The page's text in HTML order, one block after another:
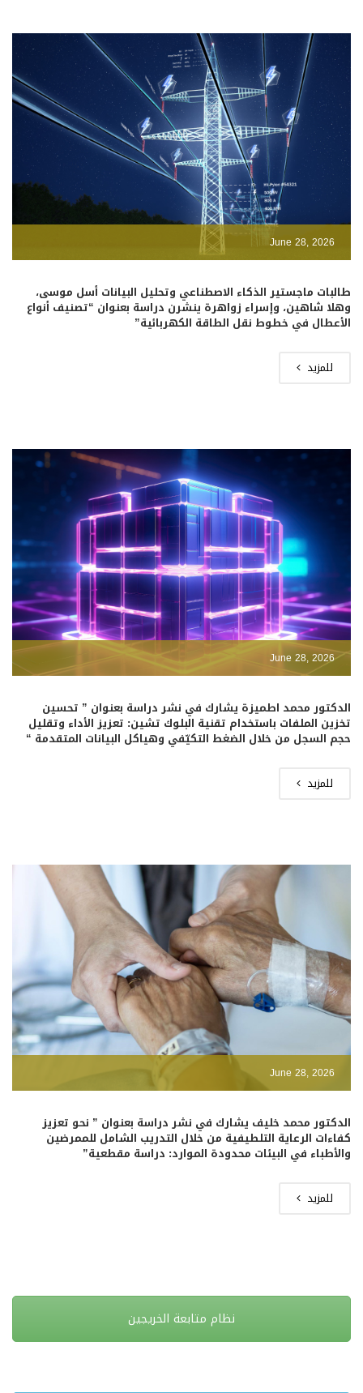
June 28, 2026
طالبات ماجستير الذكاء الاصطناعي وتحليل البيانات أسل موسى،
وهلا شاهين، وإسراء زواهرة ينشرن دراسة بعنوان “تصنيف أنواع
الأعطال في خطوط نقل الطاقة الكهربائية”
للمزيد
June 28, 2026
الدكتور محمد اطميزة يشارك في نشر دراسة بعنوان ” تحسين
تخزين الملفات باستخدام تقنية البلوك تشين: تعزيز الأداء وتقليل
حجم السجل من خلال الضغط التكيّفي وهياكل البيانات المتقدمة “
للمزيد
June 28, 2026
الدكتور محمد خليف يشارك في نشر دراسة بعنوان ” نحو تعزيز
كفاءات الرعاية التلطيفية من خلال التدريب الشامل للممرضين
والأطباء في البيئات محدودة الموارد: دراسة مقطعية”
للمزيد
نظام متابعة الخريجين